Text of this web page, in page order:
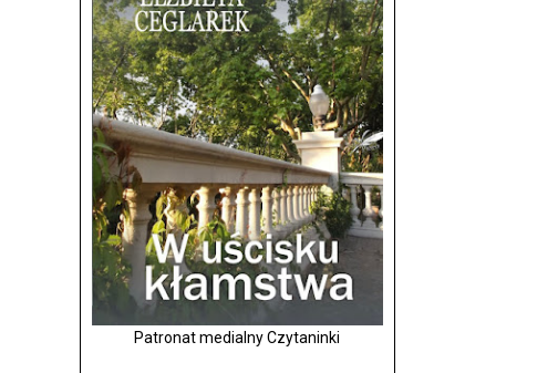
Patronat medialny Czytaninki